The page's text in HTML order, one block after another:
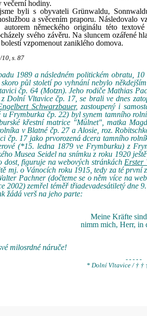
večerní hodiny.
byli s obyvateli Grünwaldu,
a svěcením praporu. Následovalo
autorem německého originálu této
svého závěru. Na sluncem ozářené
vzpomenout zaniklého domova.
s. 87
1989 a následném politickém obratu,
půl století po vyhnání nebylo
čp. 64 (Motzn). Jeho rodiče Mathias
Dolní Vltavice čp. 17, se brali ve dnes
Schwarzbauer, zastoupený i
Frymburka čp. 22) byl synem tamního
křestní matrice "Mülnet", matka
v Blatné čp. 27 a Alosie, roz.
čp. 17 jako prvorozená dcera tamního
(*15. ledna 1879 ve Frymburku) z
Musea Seidel na snímku z roku 1920
dost, figuruje na webových stránkách Erster
mj. o Vánocích roku 1915, tedy za té první
Pachner (dočteme se o něm více na
2002) zemřel téměř třiadevadesátiletý dne
žádá verš na jeho parte:
Meine Kräfte
nimm mich, Herr, in
milosrdné náruče!
- - - - -
* Dolní Vltavice / † †